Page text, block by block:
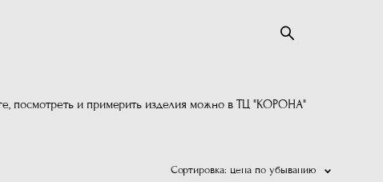
посмотреть и примерить изделия можно в ТЦ "КОРОНА"
Сортировка: цена по убыванию